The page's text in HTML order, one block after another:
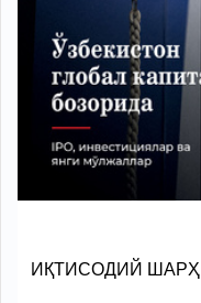
ИҚТИСОДИЙ ШАРҲ